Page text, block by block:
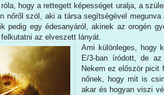
hogy a rettegett képességet uralja, a
nőről szól, aki a társa segítségével
pedig egy édesanyáról, akinek az orogén
az elveszett lányát.
Ami különleges, hogy
E/3-ban íródott, de az
Nekem ez először picit
nőnek, hogy mit is
akar és hogyan viszi